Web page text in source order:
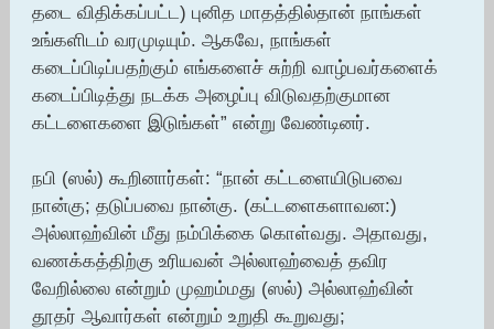
தடை விதிக்கப்பட்ட) புனித மாதத்தில்தான் நாங்கள்
உங்களிடம் வரமுடியும். ஆகவே, நாங்கள்
கடைப்பிடிப்பதற்கும் எங்களைச் சுற்றி வாழ்பவர்களைக்
கடைப்பிடித்து நடக்க அழைப்பு விடுவதற்குமான
கட்டளைகளை இடுங்கள்” என்று வேண்டினர்.
நபி (ஸல்) கூறினார்கள்: “நான் கட்டளையிடுபவை
நான்கு; தடுப்பவை நான்கு. (கட்டளைகளாவன:)
அல்லாஹ்வின் மீது நம்பிக்கை கொள்வது. அதாவது,
வணக்கத்திற்கு உரியவன் அல்லாஹ்வைத் தவிர
வேறில்லை என்றும் முஹம்மது (ஸல்) அல்லாஹ்வின்
தூதர் ஆவார்கள் என்றும் உறுதி கூறுவது;